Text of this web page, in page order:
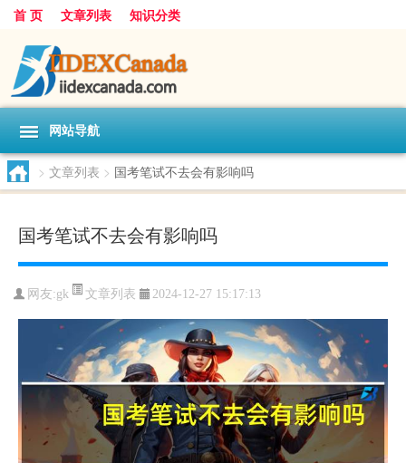
首 页 文章列表 知识分类
网站导航
> 文章列表 > 国考笔试不去会有影响吗
国考笔试不去会有影响吗
网友:gk 文章列表 2024-12-27 15:17:13